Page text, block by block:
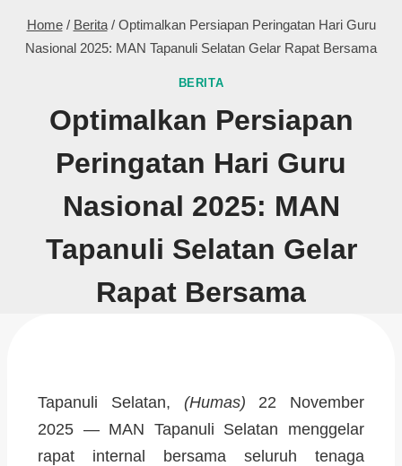
Home / Berita / Optimalkan Persiapan Peringatan Hari Guru
Nasional 2025: MAN Tapanuli Selatan Gelar Rapat Bersama
BERITA
Optimalkan Persiapan
Peringatan Hari Guru
Nasional 2025: MAN
Tapanuli Selatan Gelar
Rapat Bersama
Tapanuli Selatan, (Humas) 22 November
2025 — MAN Tapanuli Selatan menggelar
rapat internal bersama seluruh tenaga